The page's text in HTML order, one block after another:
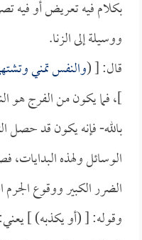
بكلام فيه تعريض أو فيه
ووسيلة إلى الزنا.
قال: [ (والنفس تمني
]، فما يكون من الفرج هو
بالله- فإنه يكون قد حصل
الوسائل ولهذه البدايات،
الضرر الكبير ووقوع الجرم
وقوله: [ (أو يكذبه) ]